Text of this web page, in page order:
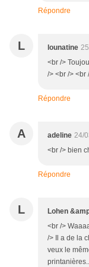
Répondre
L lounatine
<br />
/> <br /> <br
Répondre
A adeline 24/
<br /> bien
Répondre
L Lohen
<br />
/> Il a de la
veux le